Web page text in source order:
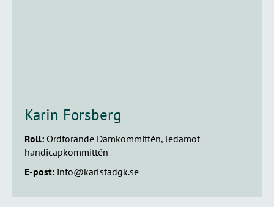
Karin Forsberg
Roll: Ordförande Damkommittén, ledamot
handicapkommittén
E-post: info@karlstadgk.se